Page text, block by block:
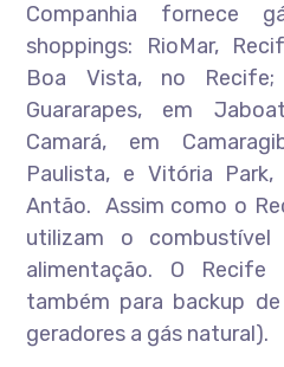
Companhia fornece
shoppings: RioMar,
Boa Vista, no
Guararapes, em
Camará, em
Paulista, e Vitória
Antão. Assim como o
utilizam o
alimentação. O
também para backup
geradores a gás natural).